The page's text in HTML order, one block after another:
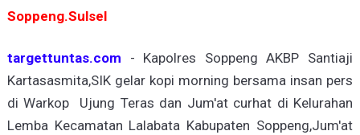
Soppeng.Sulsel
targettuntas.com - Kapolres Soppeng AKBP Santiaji
Kartasasmita,SIK gelar kopi morning bersama insan pers
di Warkop Ujung Teras dan Jum'at curhat di Kelurahan
Lemba Kecamatan Lalabata Kabupaten Soppeng,Jum'at